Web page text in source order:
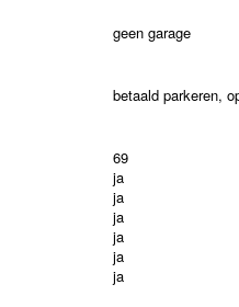
geen garage
betaald parkeren,
69
ja
ja
ja
ja
ja
ja